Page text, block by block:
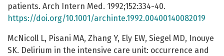
patients. Arch Intern Med. 1992;152:334-40.
https://doi.org/10.1001/archinte.1992.00400140082019
McNicoll L, Pisani MA, Zhang Y, Ely EW, Siegel MD, Inouye
SK. Delirium in the intensive care unit: occurrence and